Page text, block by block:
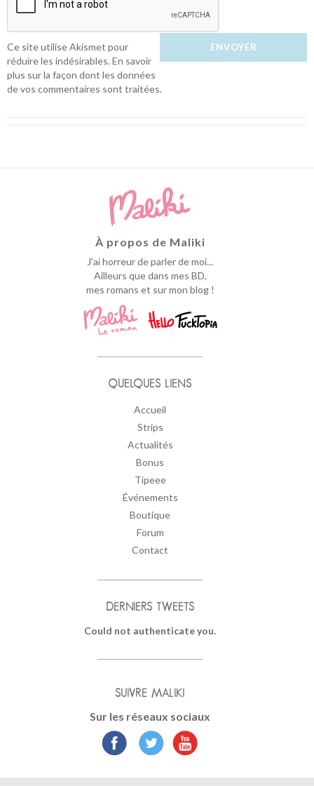
Ce site utilise Akismet pour
réduire les indésirables.En savoir
plus sur la façon dont les données
de vos commentaires sont traitées.
À propos de Maliki
J'ai horreur de parler de moi...
Ailleurs que dans mes BD,
mes romans et sur mon blog !
QUELQUES LIENS
Accueil
Strips
Actualités
Bonus
Tipeee
Événements
Boutique
Forum
Contact
DERNIERS TWEETS
Could not authenticate you.
SUIVRE MALIKI
Sur les réseaux sociaux